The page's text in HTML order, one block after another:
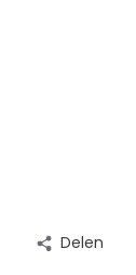
Delen